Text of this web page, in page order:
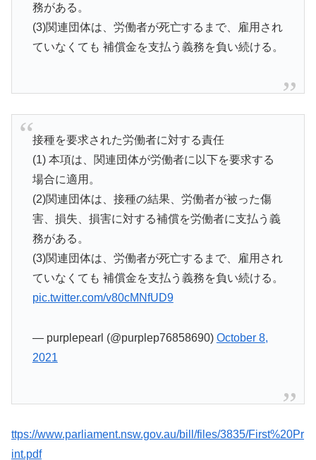
務がある。
(3)関連団体は、労働者が死亡するまで、雇用され
ていなくても 補償金を支払う義務を負い続ける。
接種を要求された労働者に対する責任
(1) 本項は、関連団体が労働者に以下を要求する
場合に適用。
(2)関連団体は、接種の結果、労働者が被った傷
害、損失、損害に対する補償を労働者に支払う義
務がある。
(3)関連団体は、労働者が死亡するまで、雇用され
ていなくても 補償金を支払う義務を負い続ける。
pic.twitter.com/v80cMNfUD9
— purplepearl (@purplep76858690) October 8,
2021
ttps://www.parliament.nsw.gov.au/bill/files/3835/First%20Pr
int.pdf